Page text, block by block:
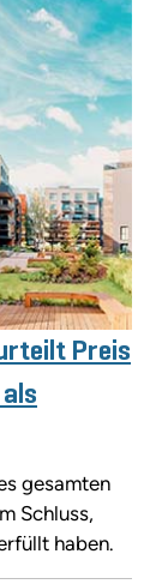
Preis
gesamten
Schluss,
haben.